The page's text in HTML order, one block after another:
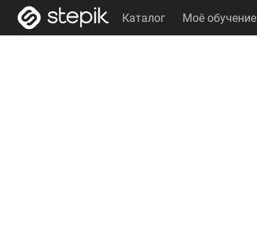
Каталог Моё обучение